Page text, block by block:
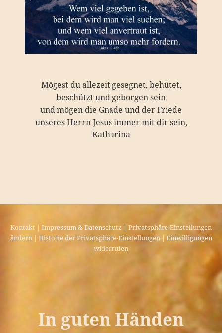
Mögest du allezeit gesegnet, behütet,
beschützt und geborgen sein
und mögen die Gnade und der Friede
unseres Herrn Jesus immer mit dir sein,
Katharina
Kontakt | Impressum & Datenschutz | Privatsphäre-Einstellungen
ändern| Historie der Privatsphäre-Einstellungen| Einwilligungen
widerrufen
In guten Händen